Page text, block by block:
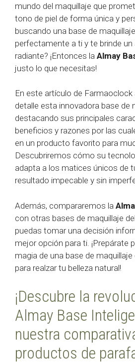
mundo del maquillaje que
tono de piel de forma única y
buscando una base de
perfectamente a ti y te brinde
radiante? ¡Entonces la Almay
justo lo que necesitas!
En este artículo de Farmaoclock
detalle esta innovadora base de
destacando sus principales
beneficios y razones por las
en un producto favorito para
Descubriremos cómo su
adapta a los matices únicos de
resultado impecable y sin
Además, compararemos la
con otras bases de maquillaje
puedas tomar una decisión
mejor opción para ti. ¡Prepárate
magia de una base de
para realzar tu belleza natural!
¡Descubre la
Almay Base
nuestra
productos de